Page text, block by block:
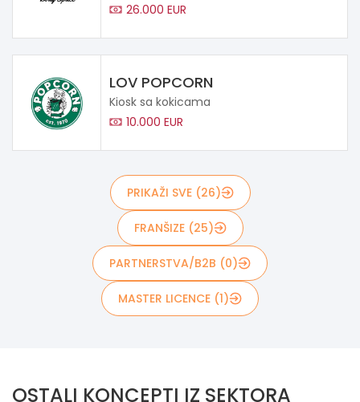
26.000 EUR
LOV POPCORN
Kiosk sa kokicama
10.000 EUR
PRIKAŽI SVE (26)
FRANŠIZE (25)
PARTNERSTVA/B2B (0)
MASTER LICENCE (1)
OSTALI KONCEPTI IZ SEKTORA